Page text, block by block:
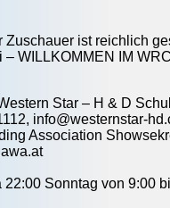
Zuschauer ist reichlich
WILLKOMMEN IM
Star – H & D
info@westernstar-
Association
Sonntag von 9:00